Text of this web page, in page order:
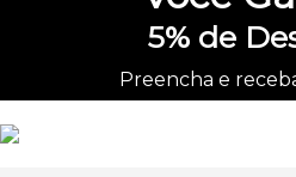
5%de
Preencha e